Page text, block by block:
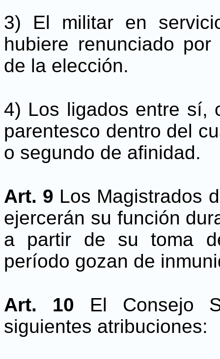
3) El militar en
hubiere renunciado
de la elección.
4) Los ligados entre sí,
parentesco dentro del
o segundo de afinidad.
Art. 9 Los Magistrados
ejercerán su función
a partir de su toma
período gozan de
Art. 10 El Consejo
siguientes atribuciones: